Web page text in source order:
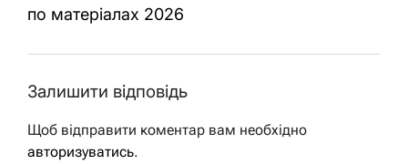
по матеріалах 2026
Залишити відповідь
Щоб відправити коментар вам необхідно
авторизуватись.